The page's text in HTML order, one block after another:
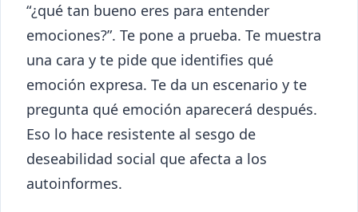
“¿qué tan bueno eres para entender
emociones?”. Te pone a prueba. Te muestra
una cara y te pide que identifies qué
emoción expresa. Te da un escenario y te
pregunta qué emoción aparecerá después.
Eso lo hace resistente al sesgo de
deseabilidad social que afecta a los
autoinformes.